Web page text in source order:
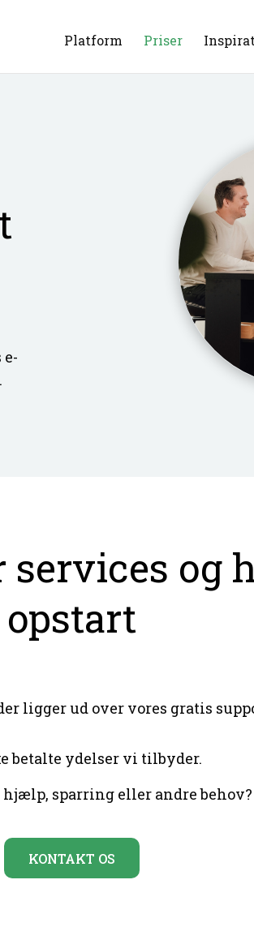
Platform
Priser
services og
opstart
ligger ud over vores gratis
betalte ydelser vi tilbyder.
hjælp, sparring eller andre behov?
KONTAKT OS